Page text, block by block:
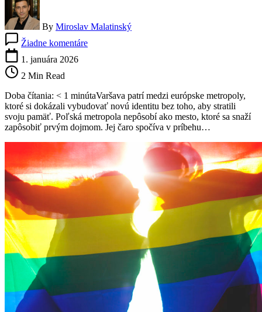
By Miroslav Malatinský
Žiadne komentáreVaršava
svoju
silu
1. januára 2026
2 Min Read
Doba čítania: < 1 minútaVaršava patrí medzi európske metropoly,
ktoré si dokázali vybudovať novú identitu bez toho, aby stratili
svoju pamäť. Poľská metropola nepôsobí ako mesto, ktoré sa snaží
zapôsobiť prvým dojmom. Jej čaro spočíva v príbehu…